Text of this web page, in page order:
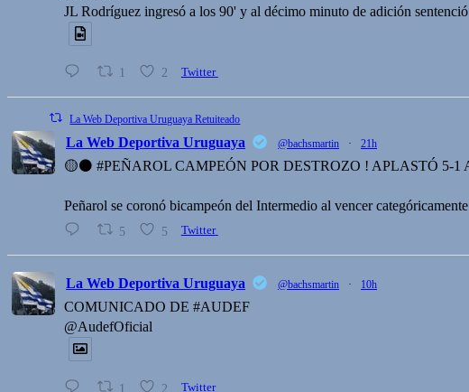
JL Rodríguez ingresó a los 90' y al décimo minuto de adición
1 2 Twitter
La Web Deportiva Uruguaya Retuiteado
La Web Deportiva Uruguaya @bachsmartin · 21h
🟡⚫️ #PEÑAROL CAMPEÓN POR DESTROZO ! APLASTÓ 5-
Peñarol se coronó bicampeón del Intermedio al vencer
5 5 Twitter
La Web Deportiva Uruguaya @bachsmartin · 10h
COMUNICADO DE #AUDEF
@AudefOficial
1 2 Twitter